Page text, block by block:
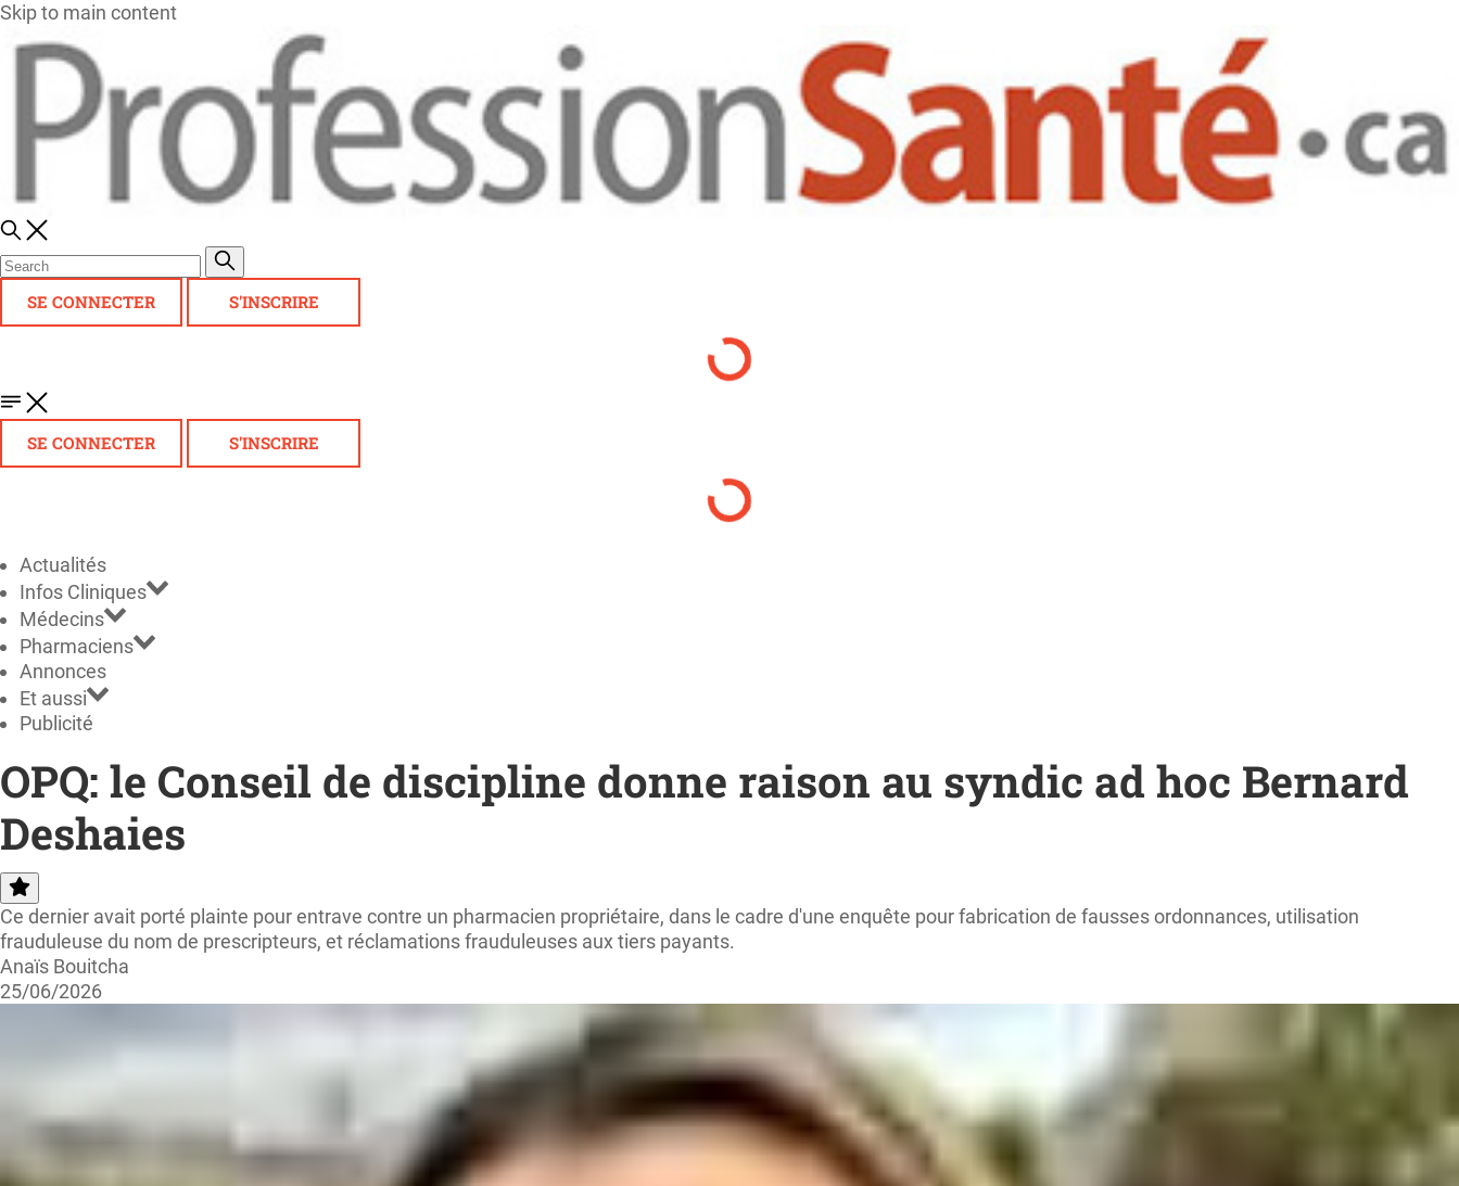
Skip to main content
SE CONNECTER S'INSCRIRE
SE CONNECTER S'INSCRIRE
Actualités
Infos Cliniques
Médecins
Pharmaciens
Annonces
Et aussi
Publicité
OPQ: le Conseil de discipline donne raison au syndic ad hoc Bernard
Deshaies
Ce dernier avait porté plainte pour entrave contre un pharmacien propriétaire, dans le cadre d'une enquête pour fabrication de fausses ordonnances, utilisation
frauduleuse du nom de prescripteurs, et réclamations frauduleuses aux tiers payants.
Anaïs Bouitcha
25/06/2026